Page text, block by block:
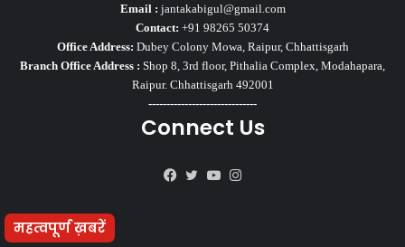
Email : jantakabigul@gmail.com
Contact: +91 98265 50374
Office Address: Dubey Colony Mowa, Raipur, Chhattisgarh
Branch Office Address : Shop 8, 3rd floor, Pithalia Complex, Modahapara,
Raipur. Chhattisgarh 492001
------------------------------
Connect Us
Facebook
TwitterYouTube
महत्वपूर्ण ख़बरें